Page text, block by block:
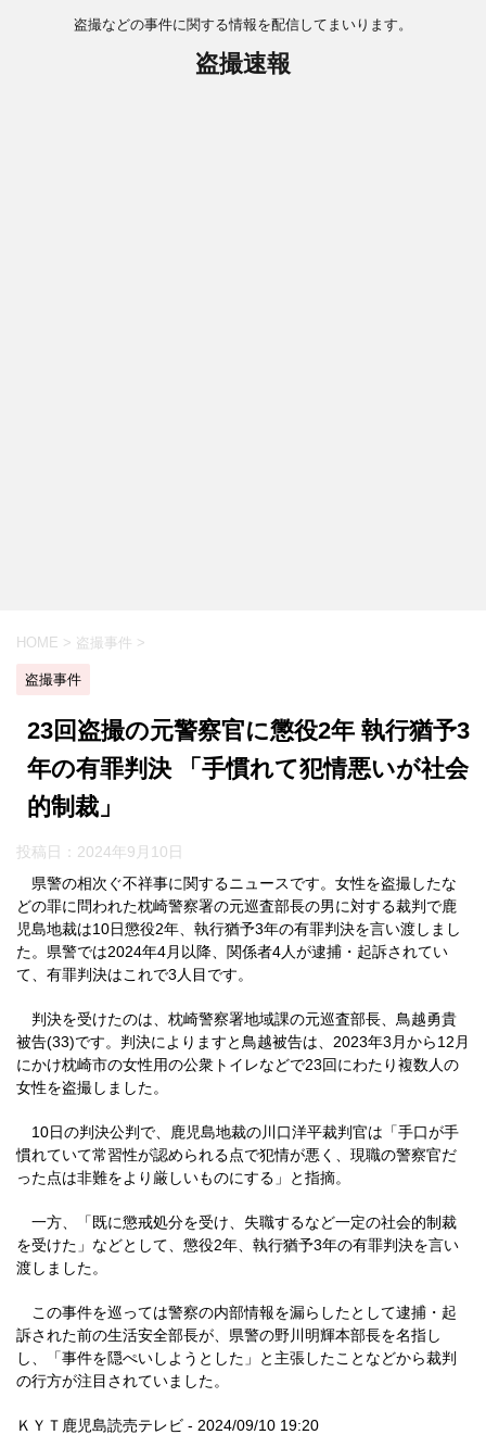
盗撮などの事件に関する情報を配信してまいります。
盗撮速報
HOME > 盗撮事件 >
盗撮事件
23回盗撮の元警察官に懲役2年 執行猶予3
年の有罪判決 「手慣れて犯情悪いが社会
的制裁」
投稿日： 2024年9月10日
県警の相次ぐ不祥事に関するニュースです。女性を盗撮したな
どの罪に問われた枕崎警察署の元巡査部長の男に対する裁判で鹿
児島地裁は10日懲役2年、執行猶予3年の有罪判決を言い渡しまし
た。県警では2024年4月以降、関係者4人が逮捕・起訴されてい
て、有罪判決はこれで3人目です。
判決を受けたのは、枕崎警察署地域課の元巡査部長、鳥越勇貴
被告(33)です。判決によりますと鳥越被告は、2023年3月から12月
にかけ枕崎市の女性用の公衆トイレなどで23回にわたり複数人の
女性を盗撮しました。
10日の判決公判で、鹿児島地裁の川口洋平裁判官は「手口が手
慣れていて常習性が認められる点で犯情が悪く、現職の警察官だ
った点は非難をより厳しいものにする」と指摘。
一方、「既に懲戒処分を受け、失職するなど一定の社会的制裁
を受けた」などとして、懲役2年、執行猶予3年の有罪判決を言い
渡しました。
この事件を巡っては警察の内部情報を漏らしたとして逮捕・起
訴された前の生活安全部長が、県警の野川明輝本部長を名指し
し、「事件を隠ぺいしようとした」と主張したことなどから裁判
の行方が注目されていました。
ＫＹＴ鹿児島読売テレビ - 2024/09/10 19:20